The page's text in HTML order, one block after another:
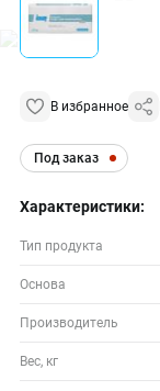
В избранное
Под заказ
Характеристики:
Тип продукта
Основа
Производитель
Вес, кг